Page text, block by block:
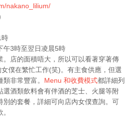
nakano_lilium/
3時至翌日凌晨5時
店的面積唔大，所以可以看著穿著傳
僕在繁忙工作(笑)。有主食供應，但選
非常豐富。 Menu 和收費模式都詳細列
選酒類飲料會有伴酒的芝士、火腿等附
別的套餐，詳細可向店內女僕查詢。可